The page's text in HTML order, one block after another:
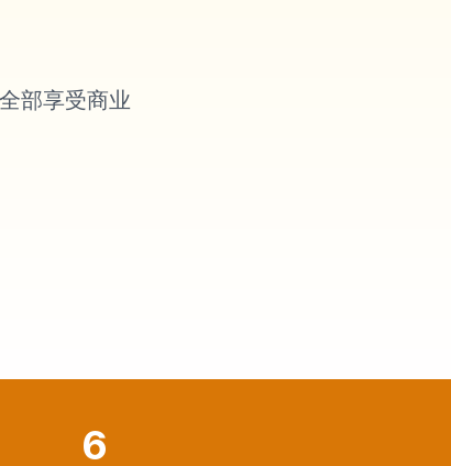
部享受商业
6